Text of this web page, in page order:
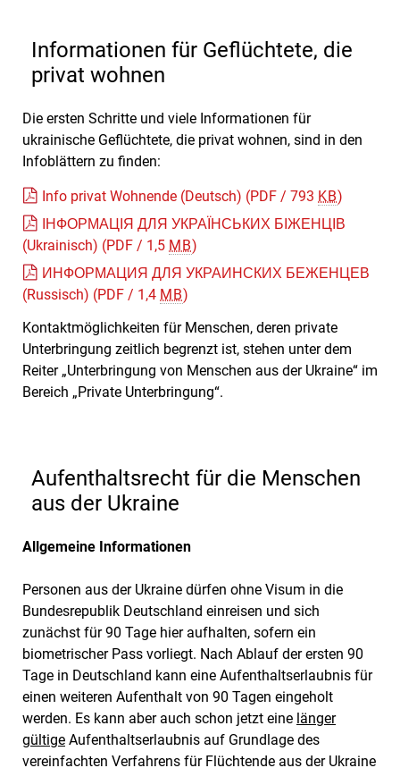
Informationen für Geflüchtete, die
privat wohnen
Die ersten Schritte und viele Informationen für
ukrainische Geflüchtete, die privat wohnen, sind in den
Infoblättern zu finden:
Info privat Wohnende (Deutsch) (PDF / 793 KB)
ІНФОРМАЦІЯ ДЛЯ УКРАЇНСЬКИХ БІЖЕНЦІВ
(Ukrainisch) (PDF / 1,5 MB)
ИНФОРМАЦИЯ ДЛЯ УКРАИНСКИХ БЕЖЕНЦЕВ
(Russisch) (PDF / 1,4 MB)
Kontaktmöglichkeiten für Menschen, deren private
Unterbringung zeitlich begrenzt ist, stehen unter dem
Reiter „Unterbringung von Menschen aus der Ukraine“ im
Bereich „Private Unterbringung“.
Aufenthaltsrecht für die Menschen
aus der Ukraine
Allgemeine Informationen
Personen aus der Ukraine dürfen ohne Visum in die
Bundesrepublik Deutschland einreisen und sich
zunächst für 90 Tage hier aufhalten, sofern ein
biometrischer Pass vorliegt. Nach Ablauf der ersten 90
Tage in Deutschland kann eine Aufenthaltserlaubnis für
einen weiteren Aufenthalt von 90 Tagen eingeholt
werden. Es kann aber auch schon jetzt eine länger
gültige Aufenthaltserlaubnis auf Grundlage des
vereinfachten Verfahrens für Flüchtende aus der Ukraine